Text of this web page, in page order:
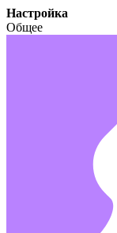
Настройка
Общее